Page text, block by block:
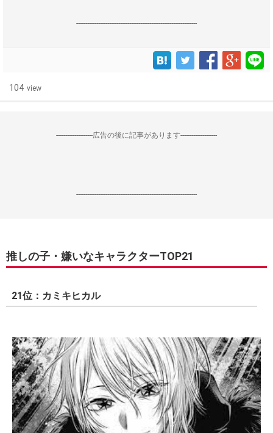
------------------------------------------------------------------
104 view
--------------------広告の後に記事があります--------------------
------------------------------------------------------------------
推しの子・嫌いなキャラクターTOP21
21位：カミキヒカル